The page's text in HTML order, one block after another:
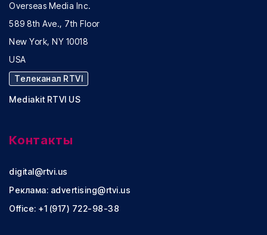
Overseas Media Inc.
589 8th Ave., 7th Floor
New York, NY 10018
USA
Телеканал RTVI
Mediakit RTVI US
Контакты
digital@rtvi.us
Реклама: advertising@rtvi.us
Office: +1 (917) 722-98-38